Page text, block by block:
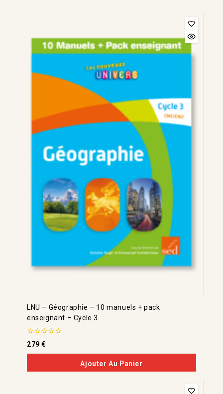
LNU – Géographie – 10 manuels + pack
enseignant – Cycle 3
0
de
5
279€
Ajouter Au Panier